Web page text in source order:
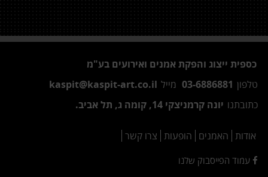
כספית ייצוג והפקת אמנים ואירועים בע"מ
טלפון 03-6886881 מייל kaspit@kaspit-art.co.il
כתובתנו יונה קרמניצקי 14, קומה ג, תל אביב.
אודות האמנים הופעות צרו קשר
עמוד הפייסבוק שלנו